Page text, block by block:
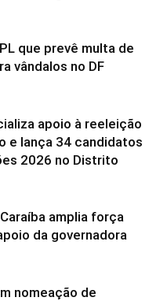
que prevê multa de
vândalos no DF
apoio à reeleição
e lança 34 candidatos
2026 no Distrito
amplia força
da governadora
nomeação de